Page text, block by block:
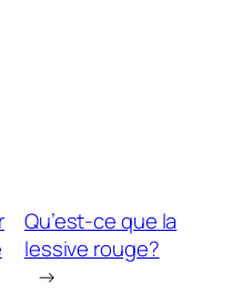
Qu’est-ce que la
lessive rouge?
→